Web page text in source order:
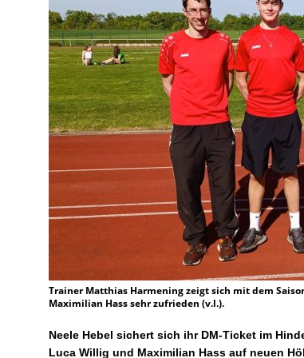
Trainer Matthias Harmening zeigt sich mit dem
Maximilian Hass sehr zufrieden (v.l.).
Neele Hebel sichert sich ihr DM-Ticket im
Luca Willig und Maximilian Hass auf neuen